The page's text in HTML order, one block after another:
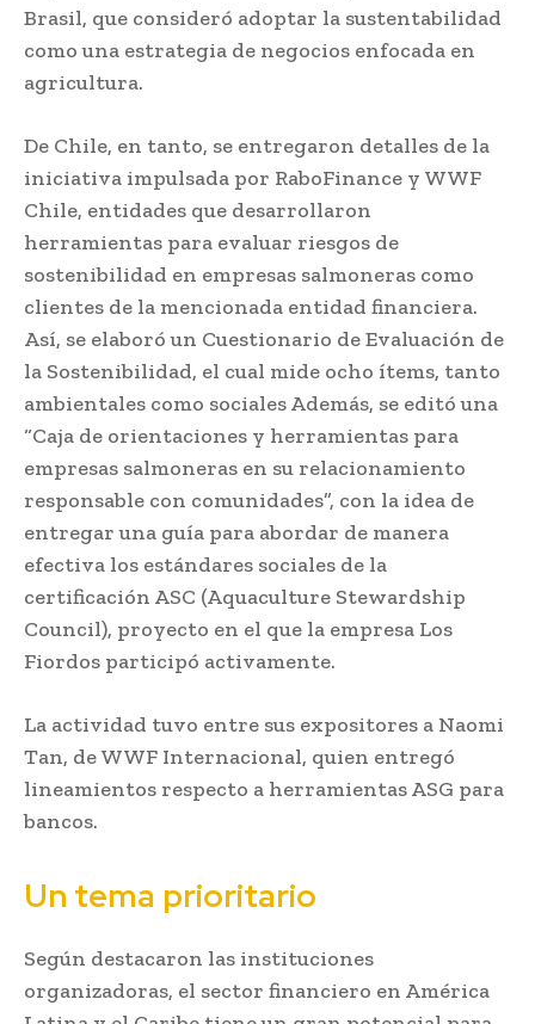
Brasil, que consideró adoptar la sustentabilidad
como una estrategia de negocios enfocada en
agricultura.
De Chile, en tanto, se entregaron detalles de la
iniciativa impulsada por RaboFinance y WWF
Chile, entidades que desarrollaron
herramientas para evaluar riesgos de
sostenibilidad en empresas salmoneras como
clientes de la mencionada entidad financiera.
Así, se elaboró un Cuestionario de Evaluación de
la Sostenibilidad, el cual mide ocho ítems, tanto
ambientales como sociales Además, se editó una
“Caja de orientaciones y herramientas para
empresas salmoneras en su relacionamiento
responsable con comunidades”, con la idea de
entregar una guía para abordar de manera
efectiva los estándares sociales de la
certificación ASC (Aquaculture Stewardship
Council), proyecto en el que la empresa Los
Fiordos participó activamente.
La actividad tuvo entre sus expositores a Naomi
Tan, de WWF Internacional, quien entregó
lineamientos respecto a herramientas ASG para
bancos.
Un tema prioritario
Según destacaron las instituciones
organizadoras, el sector financiero en América